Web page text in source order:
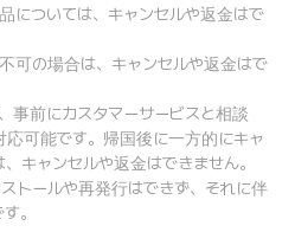
については、キャンセルや返金はで
可の場合は、キャンセルや返金はで
事前にカスタマーサービスと相談
応可能です。帰国後に一方的にキャ
キャンセルや返金はできません。
トールや再発行はできず、それに伴
。